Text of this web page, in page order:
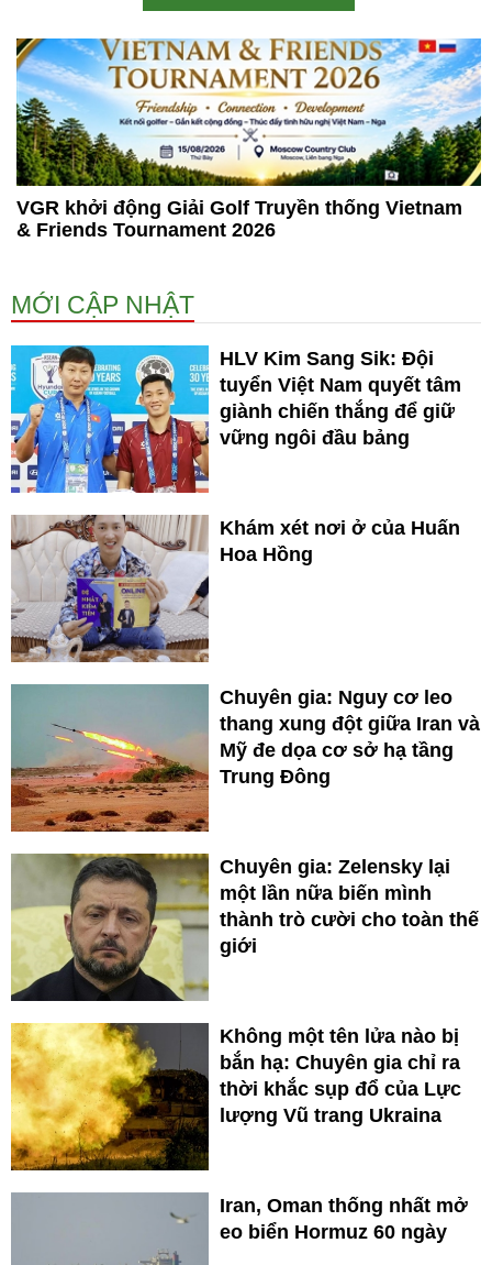
VGR khởi động Giải Golf Truyền thống Vietnam
& Friends Tournament 2026
MỚI CẬP NHẬT
HLV Kim Sang Sik: Đội
tuyển Việt Nam quyết tâm
giành chiến thắng để giữ
vững ngôi đầu bảng
Khám xét nơi ở của Huấn
Hoa Hồng
Chuyên gia: Nguy cơ leo
thang xung đột giữa Iran và
Mỹ đe dọa cơ sở hạ tầng
Trung Đông
Chuyên gia: Zelensky lại
một lần nữa biến mình
thành trò cười cho toàn thế
giới
Không một tên lửa nào bị
bắn hạ: Chuyên gia chỉ ra
thời khắc sụp đổ của Lực
lượng Vũ trang Ukraina
Iran, Oman thống nhất mở
eo biển Hormuz 60 ngày